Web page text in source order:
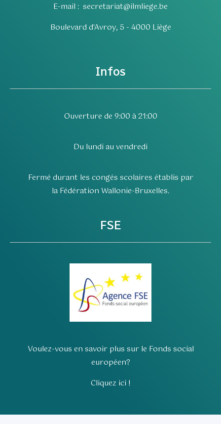
E-mail : secretariat@ilmliege.be
Boulevard d'Avroy, 5 - 4000 Liège
Infos
Ouverture de 9:00 à 21:00
Du lundi au vendredi
Fermé durant les congés scolaires établis par
la Fédération Wallonie-Bruxelles.
FSE
Voulez-vous en savoir plus sur le Fonds social
européen?
Cliquez ici !